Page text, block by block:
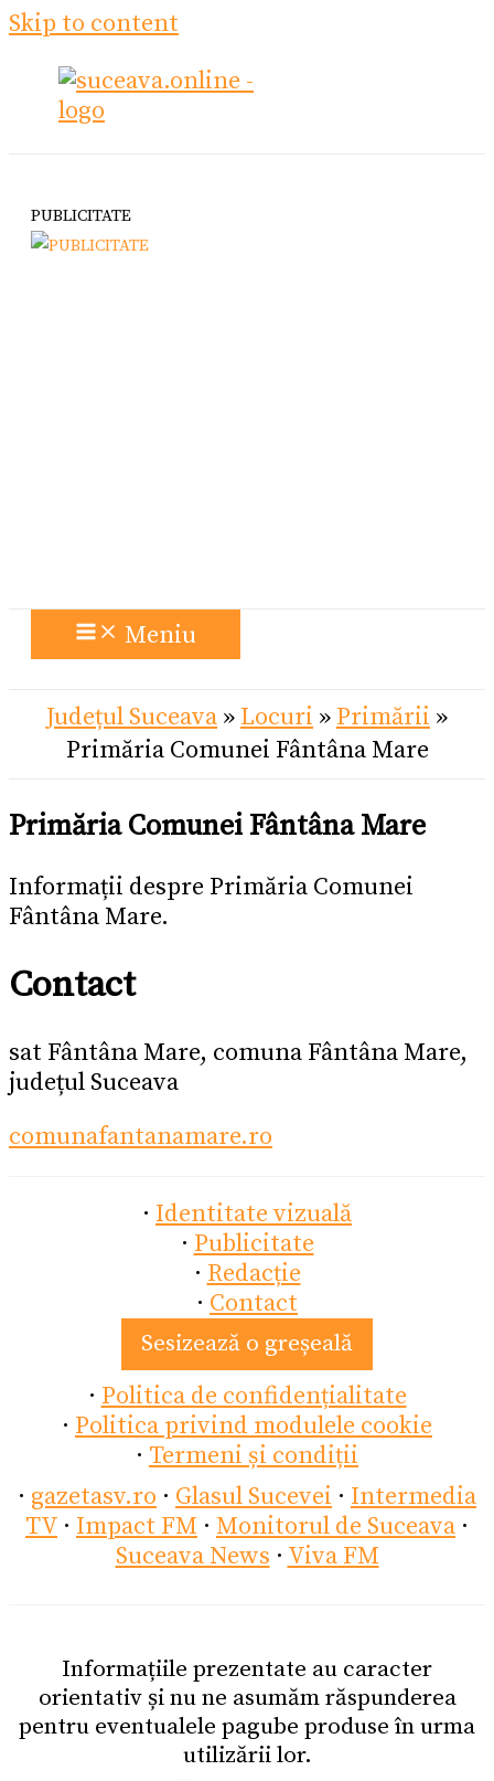
Skip to content
PUBLICITATE
Meniu
Județul Suceava » Locuri » Primării »
Primăria Comunei Fântâna Mare
Primăria Comunei Fântâna Mare
Informații despre Primăria Comunei
Fântâna Mare.
Contact
sat Fântâna Mare, comuna Fântâna Mare,
județul Suceava
comunafantanamare.ro
· Identitate vizuală
· Publicitate
· Redacție
· Contact
Sesizează o greșeală
· Politica de confidențialitate
· Politica privind modulele cookie
· Termeni și condiții
· gazetasv.ro · Glasul Sucevei · Intermedia
TV · Impact FM · Monitorul de Suceava ·
Suceava News · Viva FM
Informațiile prezentate au caracter
orientativ și nu ne asumăm răspunderea
pentru eventualele pagube produse în urma
utilizării lor.